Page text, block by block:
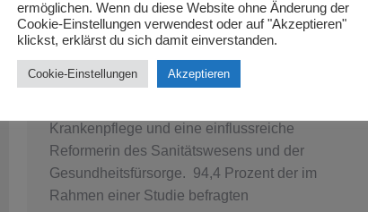
Facts ByMuci September 6, 2022
Hast Du gewusst? Die wohl berühmteste
Pflegerin war Florence Nightingale († 13.
August 1910 in London). Sie war eine der
Krankenpflege und eine einflussreiche
Reformerin des Sanitätswesens und der
Gesundheitsfürsorge. 94,4 Prozent der im
Rahmen einer Studie befragten
ermöglichen. Wenn du diese Website ohne Änderung der
Cookie-Einstellungen verwendest oder auf "Akzeptieren"
klickst, erklärst du sich damit einverstanden.
Cookie-Einstellungen Akzeptieren